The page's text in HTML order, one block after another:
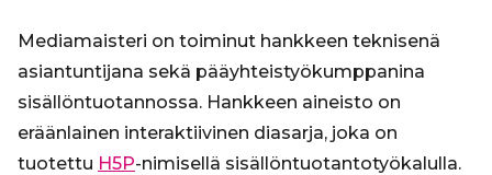
Mediamaisteri on toiminut hankkeen teknisenä
asiantuntijana sekä pääyhteistyökumppanina
sisällöntuotannossa. Hankkeen aineisto on
eräänlainen interaktiivinen diasarja, joka on
tuotettu H5P-nimisellä sisällöntuotantotyökalulla.